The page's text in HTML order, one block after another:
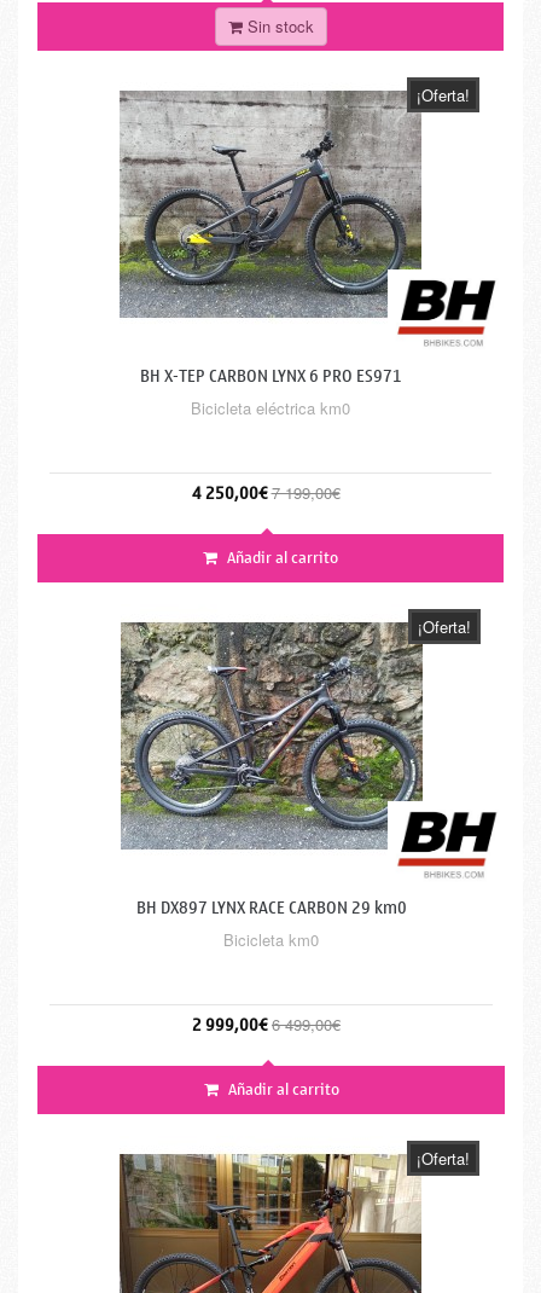
Sin stock
¡Oferta!
BH X-TEP CARBON LYNX 6 PRO ES971
Bicicleta eléctrica km0
4 250,00€7 199,00€
Añadir al carrito
¡Oferta!
BH DX897 LYNX RACE CARBON 29 km0
Bicicleta km0
2 999,00€6 499,00€
Añadir al carrito
¡Oferta!